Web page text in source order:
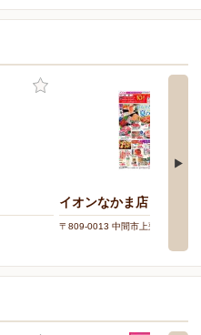
イオンなかま店
〒809-0013 中間市上蓮花寺1-1-1